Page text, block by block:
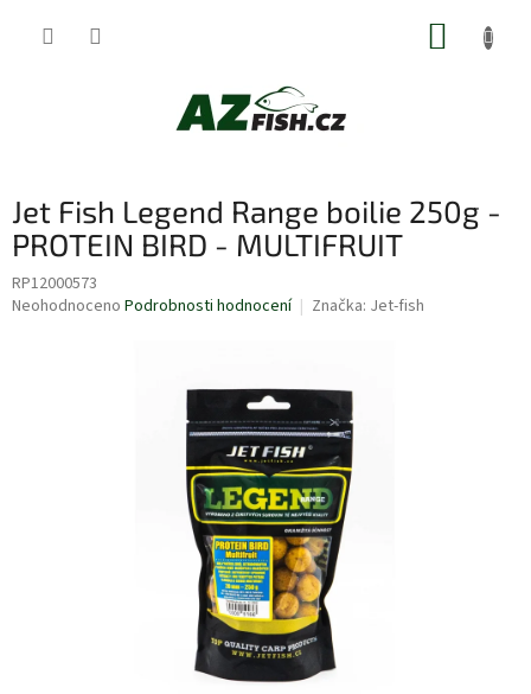
Jet Fish Legend Range boilie 250g -
PROTEIN BIRD - MULTIFRUIT
RP12000573
Průměrné
Neohodnoceno Podrobnosti hodnocení Značka: Jet-fish